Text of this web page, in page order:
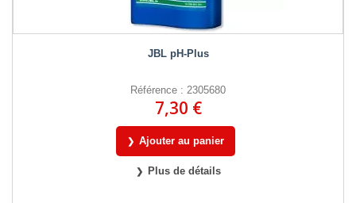
JBL pH-Plus
Référence : 2305680
7,30 €
Ajouter au panier
Plus de détails